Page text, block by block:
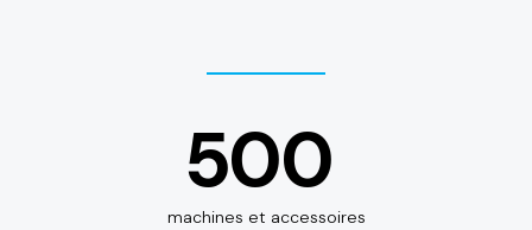
500
machines et accessoires